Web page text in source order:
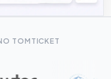
TOMTICKET